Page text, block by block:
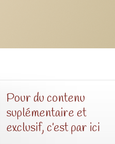
Pour du contenu
suplémentaire et
exclusif, c’est par ici